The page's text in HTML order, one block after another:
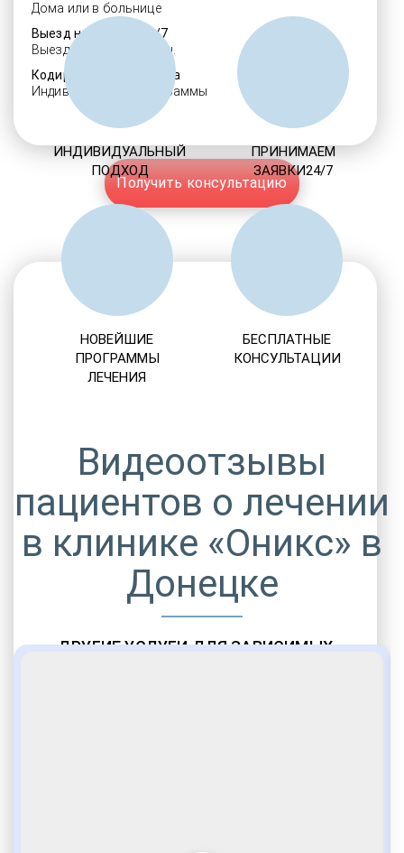
Дома или в больнице
Выезд нарколога 24/7
Выезд в течение 30 мин.
Кодировка алкоголизма
Индивидуальные программы
Получить консультацию
ДРУГИЕ УСЛУГИ ДЛЯ ЗАВИСИМЫХ
ИНДИВИДУАЛЬНЫЙ
ПОДХОД
ПРИНИМАЕМ
ЗАЯВКИ24/7
НОВЕЙШИЕ
ПРОГРАММЫ
ЛЕЧЕНИЯ
БЕСПЛАТНЫЕ
КОНСУЛЬТАЦИИ
Видеоотзывы
пациентов о лечении
в клинике «Оникс» в
Донецке